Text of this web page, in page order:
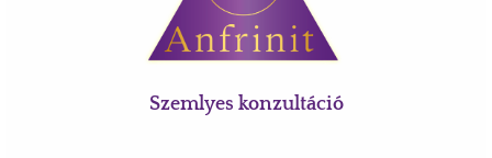
Szemlyes konzultáció